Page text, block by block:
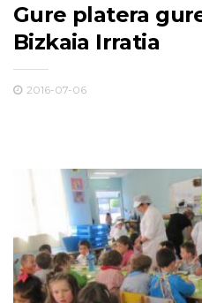
Gure platera
Bizkaia Irratia
2016-07-06